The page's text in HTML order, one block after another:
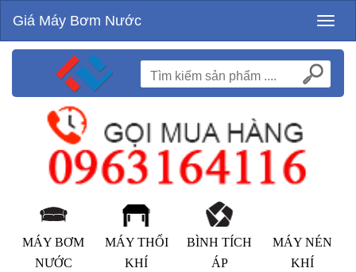
Giá Máy Bơm Nước
MÁY BƠM
NƯỚC
MÁY THỔI
KHÍ
BÌNH TÍCH
ÁP
MÁY NÉN
KHÍ